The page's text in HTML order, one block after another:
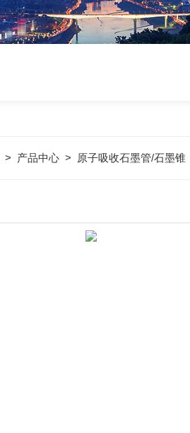
> 产品中心 > 原子吸收石墨管/石墨锥